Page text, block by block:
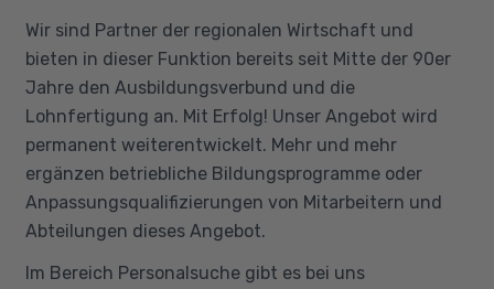
Wir sind Partner der regionalen Wirtschaft und
bieten in dieser Funktion bereits seit Mitte der 90er
Jahre den Ausbildungsverbund und die
Lohnfertigung an. Mit Erfolg! Unser Angebot wird
permanent weiterentwickelt. Mehr und mehr
ergänzen betriebliche Bildungsprogramme oder
Anpassungsqualifizierungen von Mitarbeitern und
Abteilungen dieses Angebot.
Im Bereich Personalsuche gibt es bei uns